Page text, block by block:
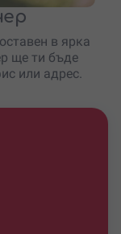
в ярка
ще ти бъде
или адрес.